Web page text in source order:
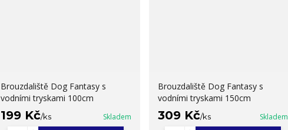
Brouzdaliště Dog Fantasy s
vodními tryskami 100cm
199 Kč/ks Skladem
Brouzdaliště Dog Fantasy s
vodními tryskami 150cm
309 Kč/ks Skladem